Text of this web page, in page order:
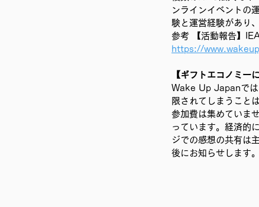
ンラインイベントの
験と運営経験があり
参考 【活動報告】
https://
【ギフトエコノミー
Wake Up Japanでは
限されてしまうこと
参加費は集めていま
っています。経済的
ジでの感想の共有は
後にお知らせします。